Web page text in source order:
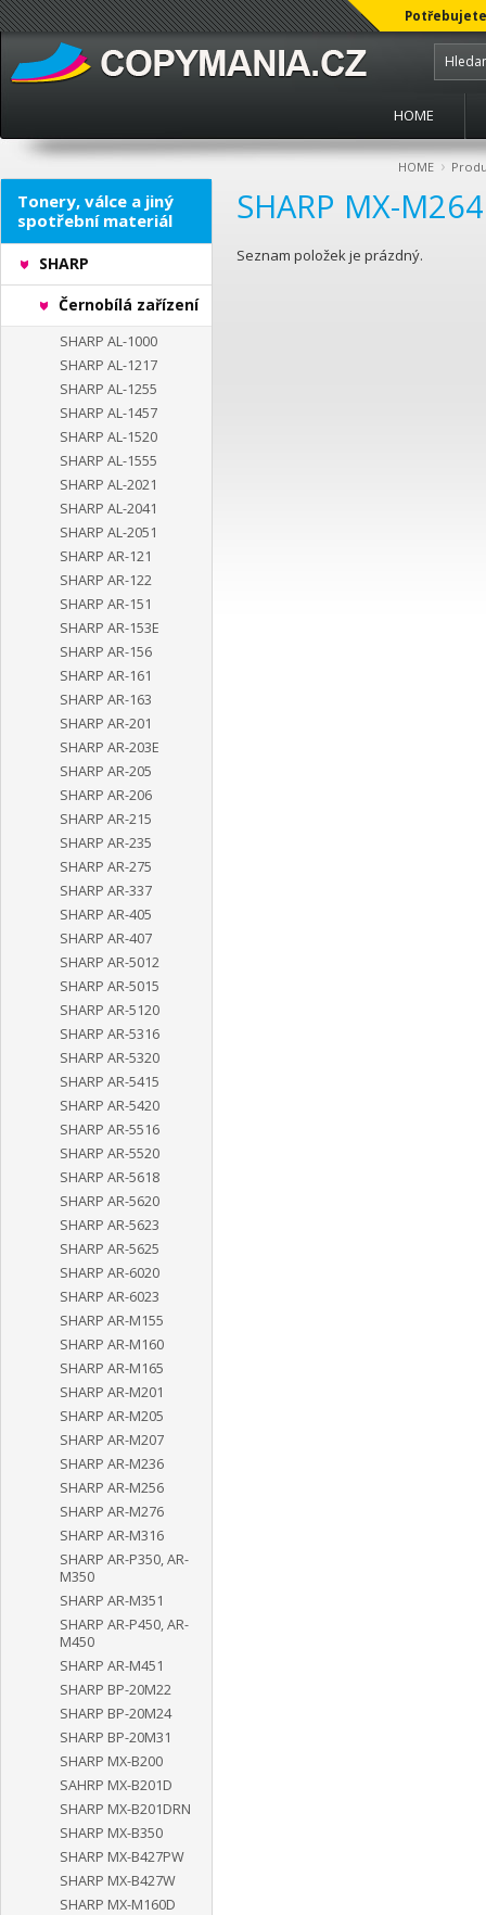
HOME
HOME ›
SHARP MX-
Seznam položek je prázdný.
Tonery, válce a jiný
spotřební materiál
SHARP
Černobílá zařízení
SHARP AL-1000
SHARP AL-1217
SHARP AL-1255
SHARP AL-1457
SHARP AL-1520
SHARP AL-1555
SHARP AL-2021
SHARP AL-2041
SHARP AL-2051
SHARP AR-121
SHARP AR-122
SHARP AR-151
SHARP AR-153E
SHARP AR-156
SHARP AR-161
SHARP AR-163
SHARP AR-201
SHARP AR-203E
SHARP AR-205
SHARP AR-206
SHARP AR-215
SHARP AR-235
SHARP AR-275
SHARP AR-337
SHARP AR-405
SHARP AR-407
SHARP AR-5012
SHARP AR-5015
SHARP AR-5120
SHARP AR-5316
SHARP AR-5320
SHARP AR-5415
SHARP AR-5420
SHARP AR-5516
SHARP AR-5520
SHARP AR-5618
SHARP AR-5620
SHARP AR-5623
SHARP AR-5625
SHARP AR-6020
SHARP AR-6023
SHARP AR-M155
SHARP AR-M160
SHARP AR-M165
SHARP AR-M201
SHARP AR-M205
SHARP AR-M207
SHARP AR-M236
SHARP AR-M256
SHARP AR-M276
SHARP AR-M316
SHARP AR-P350, AR-
M350
SHARP AR-M351
SHARP AR-P450, AR-
M450
SHARP AR-M451
SHARP BP-20M22
SHARP BP-20M24
SHARP BP-20M31
SHARP MX-B200
SAHRP MX-B201D
SHARP MX-B201DRN
SHARP MX-B350
SHARP MX-B427PW
SHARP MX-B427W
SHARP MX-M160D